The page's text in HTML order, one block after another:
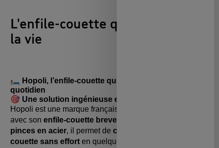
L'enfile-couette qui vous facilite
la vie
🛏️ Hopoli, l’enfile-couette qui simplifie votre
quotidien
🎯 Une solution ingénieuse et brevetée
Hopoli est une marque française qui vous facilite la vie
avec son enfile-couette breveté
pinces en acier, il permet de changer sa housse de
couette sans efforten quelques gestes.